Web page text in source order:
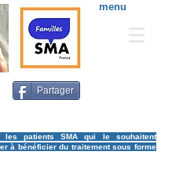
menu
Partager
: les patients SMA qui le souhaitent
à bénéficier du traitement sous forme